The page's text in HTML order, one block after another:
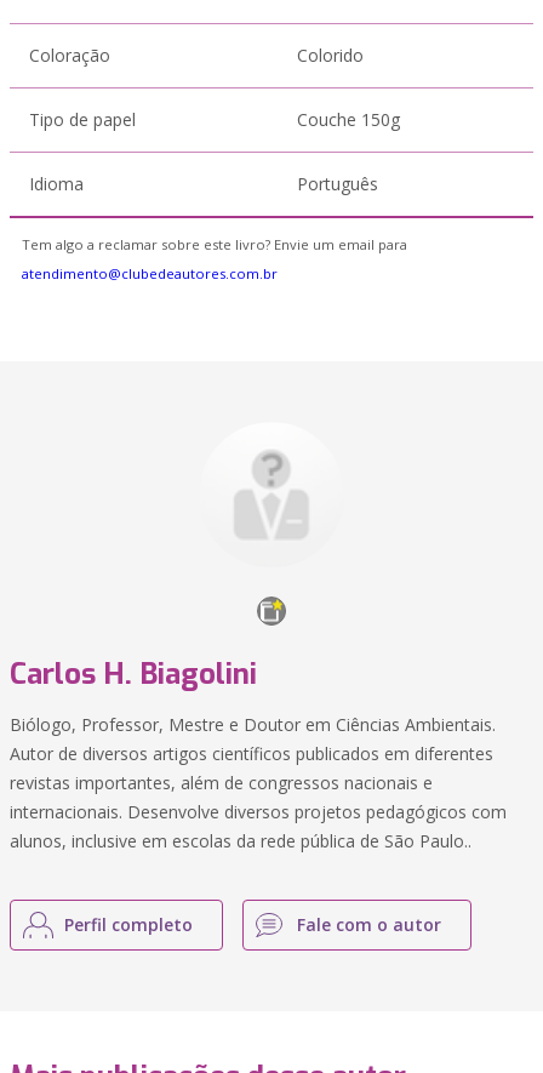
Coloração Colorido
Tipo de papel Couche 150g
Idioma Português
Tem algo a reclamar sobre este livro? Envie um email para
atendimento@clubedeautores.com.br
Carlos H. Biagolini
Biólogo, Professor, Mestre e Doutor em Ciências Ambientais.
Autor de diversos artigos científicos publicados em diferentes
revistas importantes, além de congressos nacionais e
internacionais. Desenvolve diversos projetos pedagógicos com
alunos, inclusive em escolas da rede pública de São Paulo..
Perfil completo Fale com o autor